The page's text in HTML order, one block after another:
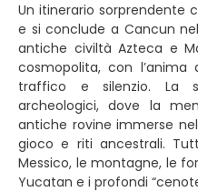
Un itinerario sorprendente
e si conclude a Cancun
antiche civiltà Azteca e
cosmopolita, con
traffico e silenzio. La
archeologici, dove la
antiche rovine immerse
gioco e riti ancestrali.
Messico, le montagne, le
Yucatan e i profondi